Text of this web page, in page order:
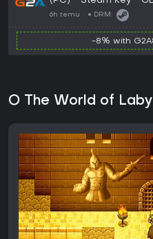
6h temu DRM:
-8% with
O The World of